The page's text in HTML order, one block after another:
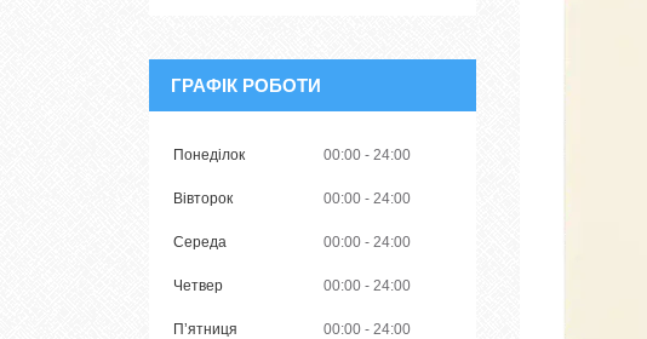
ГРАФІК РОБОТИ
Понеділок 00:00 24:00
Вівторок 00:00 24:00
Середа 00:00 24:00
Четвер 00:00 24:00
Пʼятниця 00:00 24:00